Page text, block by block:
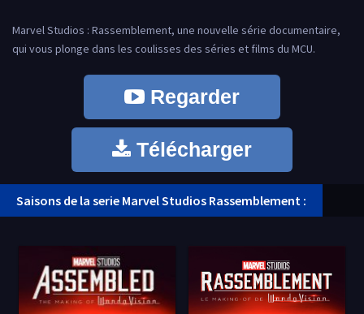
Marvel Studios : Rassemblement, une nouvelle série documentaire,
qui vous plonge dans les coulisses des séries et films du MCU.
Regarder
Télécharger
Saisons de la serie Marvel Studios Rassemblement :